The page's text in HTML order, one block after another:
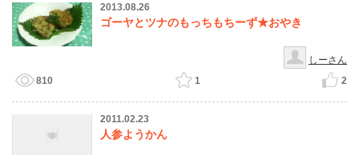
2013.08.26
ゴーヤとツナのもっちもちーず★おやき
しーさん
810
1 2
2011.02.23
人参ようかん